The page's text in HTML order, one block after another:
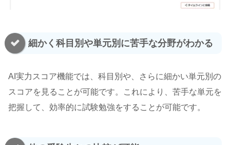
細かく科目別や単元別に苦手な分野がわかる
AI実力スコア機能では、科目別や、さらに細かい単元別の
スコアを見ることが可能です。これにより、苦手な単元を
把握して、効率的に試験勉強をすることが可能です。